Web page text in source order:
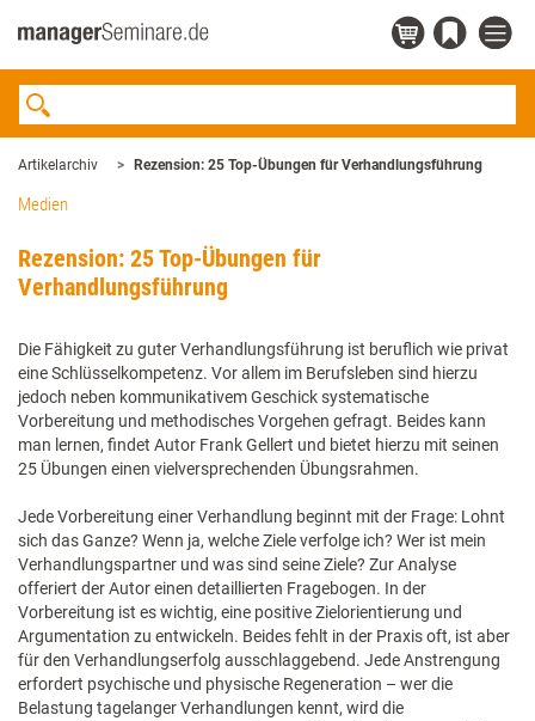
Artikelarchiv Rezension: 25 Top-Übungen für Verhandlungsführung
Medien
Rezension: 25 Top-Übungen für
Verhandlungsführung
Die Fähigkeit zu guter Verhandlungsführung ist beruflich wie privat
eine Schlüsselkompetenz. Vor allem im Berufsleben sind hierzu
jedoch neben kommunikativem Geschick systematische
Vorbereitung und methodisches Vorgehen gefragt. Beides kann
man lernen, findet Autor Frank Gellert und bietet hierzu mit seinen
25 Übungen einen vielversprechenden Übungsrahmen.
Jede Vorbereitung einer Verhandlung beginnt mit der Frage: Lohnt
sich das Ganze? Wenn ja, welche Ziele verfolge ich? Wer ist mein
Verhandlungspartner und was sind seine Ziele? Zur Analyse
offeriert der Autor einen detaillierten Fragebogen. In der
Vorbereitung ist es wichtig, eine positive Zielorientierung und
Argumentation zu entwickeln. Beides fehlt in der Praxis oft, ist aber
für den Verhandlungserfolg ausschlaggebend. Jede Anstrengung
erfordert psychische und physische Regeneration – wer die
Belastung tagelanger Verhandlungen kennt, wird die